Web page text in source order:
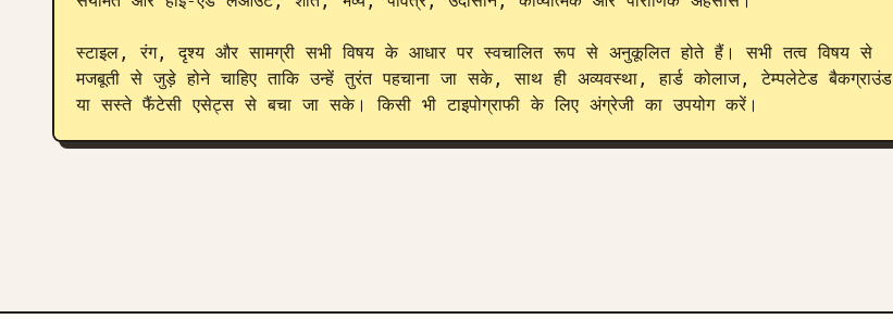
स्टाइल, रंग, दृश्य और सामग्री सभी विषय के आधार पर स्वचालित रूप से अनुकूलित होते हैं। सभी तत्व विषय से
मजबूती से जुड़े होने चाहिए ताकि उन्हें तुरंत पहचाना जा सके, साथ ही अव्यवस्था, हार्ड कोलाज, टेम्पलेटेड बैकग्राउंड
या सस्ते फैंटेसी एसेट्स से बचा जा सके। किसी भी टाइपोग्राफी के लिए अंग्रेजी का उपयोग करें।